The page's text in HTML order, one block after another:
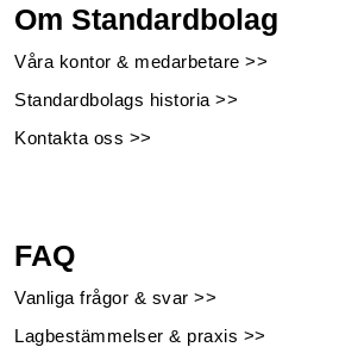
Om Standardbolag
Våra kontor & medarbetare >>
Standardbolags historia >>
Kontakta oss >>
FAQ
Vanliga frågor & svar >>
Lagbestämmelser & praxis >>